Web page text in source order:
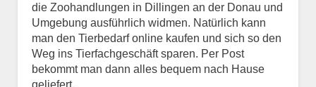
die Zoohandlungen in Dillingen an der Donau und
Umgebung ausführlich widmen. Natürlich kann
man den Tierbedarf online kaufen und sich so den
Weg ins Tierfachgeschäft sparen. Per Post
bekommt man dann alles bequem nach Hause
geliefert.